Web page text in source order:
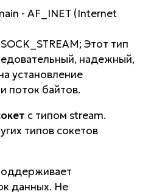
- AF_INET (Internet
Этот тип
надежный,
установление
поток байтов.
с типом stream.
типов сокетов
данных. Не